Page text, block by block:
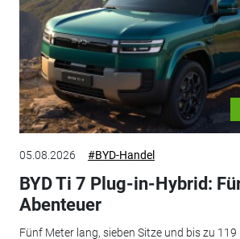
05.08.2026 #BYD-Handel
BYD Ti 7 Plug-in-Hybrid:
Abenteuer
Fünf Meter lang, sieben Sitze und bis zu 119